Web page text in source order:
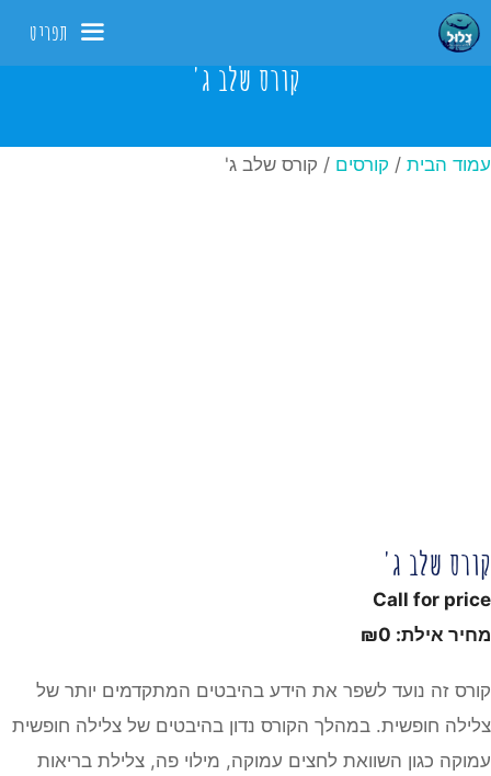
לדלג
לתוכן
תפריט
קורס שלב ג'
עמוד הבית / קורסים / קורס שלב ג'
קורס שלב ג'
Call for price
מחיר אילת:
₪0
קורס זה נועד לשפר את הידע בהיבטים המתקדמים יותר של
צלילה חופשית. במהלך הקורס נדון בהיבטים של צלילה חופשית
עמוקה כגון השוואת לחצים עמוקה, מילוי פה, צלילת בריאות